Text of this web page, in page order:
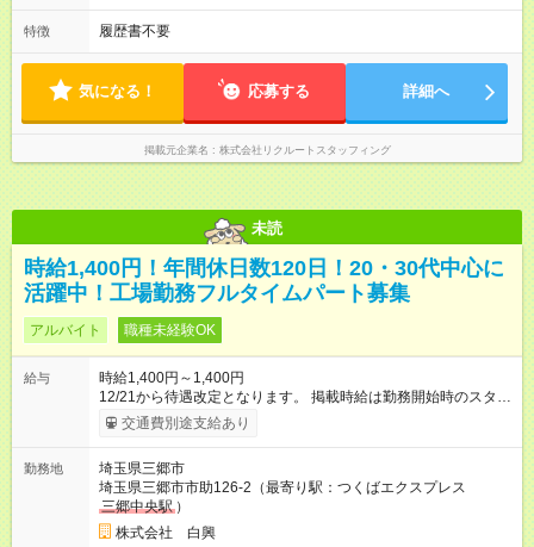
特徴 履歴書不要
気になる！ 応募する 詳細へ
掲載元企業名 株式会社リクルートスタッフィング
未読
時給1,400円！年間休日数120日！20・30代中心に
活躍中！工場勤務フルタイムパート募集
アルバイト 職種未経験OK
給与
時給1,400円～1,400円
12/21から待遇改定となります。 掲載時給は勤務開始時のスター
ト時給です。昇給あり。 【試用期間】試用期間あり 試用期間の
長さ：3ヶ月 雇用形態、給与は本採用時と同じです。
交通費別途支給あり
勤務地
埼玉県三郷市
埼玉県三郷市市助126-2（最寄り駅：つくばエクスプレス
三郷中央駅 ）
株式会社 白興